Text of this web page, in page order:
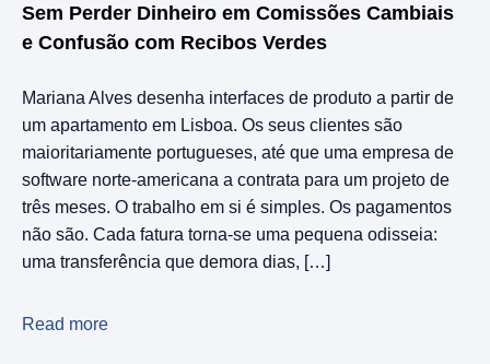
Sem Perder Dinheiro em Comissões Cambiais
e Confusão com Recibos Verdes
Mariana Alves desenha interfaces de produto a partir de
um apartamento em Lisboa. Os seus clientes são
maioritariamente portugueses, até que uma empresa de
software norte-americana a contrata para um projeto de
três meses. O trabalho em si é simples. Os pagamentos
não são. Cada fatura torna-se uma pequena odisseia:
uma transferência que demora dias, […]
Read more